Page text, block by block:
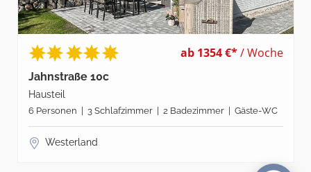
ab 1354 €*/ Woche
Jahnstraße 10c
Hausteil
6 Personen | 3 Schlafzimmer | 2 Badezimmer | Gäste-WC
Westerland